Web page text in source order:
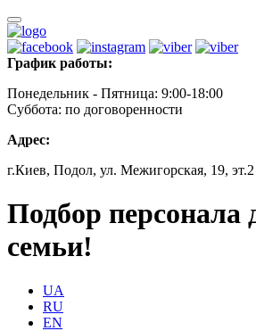
График работы:
Понедельник - Пятница: 9:00-18:00
Суббота: по договоренности
Адрес:
г.Киев, Подол, ул. Межигорская, 19, эт.2
Подбор персонала
семьи!
UA
RU
EN